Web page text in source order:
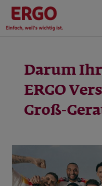
Darum
ERGO
Groß-